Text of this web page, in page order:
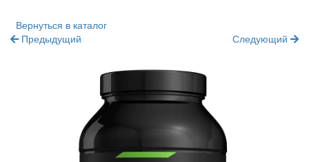
Вернуться в каталог
Предыдущий
Следующий